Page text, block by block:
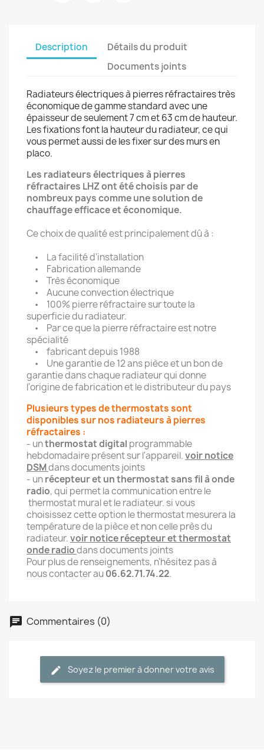
Description
Détails du produit
Documents joints
Radiateurs électriques à pierres réfractaires très
économique de gamme standard avec une
épaisseur de seulement 7 cm et 63 cm de hauteur.
Les fixations font la hauteur du radiateur, ce qui
vous permet aussi de les fixer sur des murs en
placo.
Les radiateurs électriques à pierres
réfractaires LHZ ont été choisis par de
nombreux pays comme une solution de
chauffage efficace et économique.
Ce choix de qualité est principalement dû à :
• La facilité d'installation
• Fabrication allemande
• Très économique
• Aucune convection électrique
• 100% pierre réfractaire sur toute la
superficie du radiateur.
• Par ce que la pierre réfractaire est notre
spécialité
• fabricant depuis 1988
• Une garantie de 12 ans pièce et un bon de
garantie dans chaque radiateur qui donne
l'origine de fabrication et le distributeur du pays
Plusieurs types de thermostats sont
disponibles sur nos radiateurs à pierres
réfractaires :
- unthermostat digital programmable
hebdomadaire présent sur l'appareil.voir notice
DSMdans documents joints
- unrécepteur et un thermostat sans fil à onde
radio, qui permet la communication entre le
thermostat mural et le radiateur. si vous
choisissez cette option le thermostat mesurera la
température de la pièce et non celle près du
radiateur.voir notice récepteur et thermostat
onde radiodans documents joints
Pour plus de renseignements, n'hésitez pas à
nous contacter au06.62.71.74.22.
Commentaires (0)
Soyez le premier à donner votre avis
Créer une liste d'envies
Annuler Créer une liste d'envies